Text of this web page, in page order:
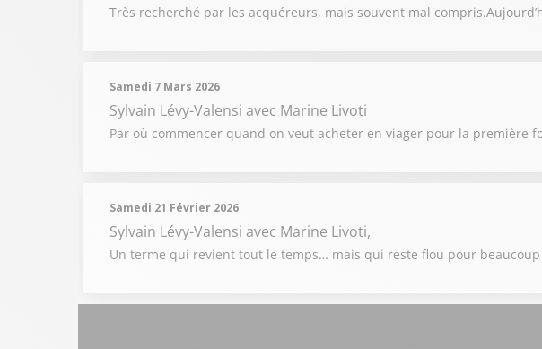
Très recherché par les acquéreurs, mais souvent mal
Samedi 7 Mars 2026
Sylvain Lévy-Valensi avec Marine Livoti
Par où commencer quand on veut acheter en viager pour la première
Samedi 21 Février 2026
Sylvain Lévy-Valensi avec Marine Livoti,
Un terme qui revient tout le temps… mais qui reste flou pour beaucoup